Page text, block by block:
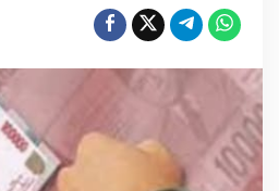
t
r